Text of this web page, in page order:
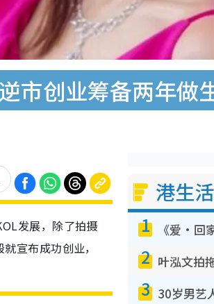
市创业筹备两年做
发展，除了拍摄
宣布成功创业，
港生
1
2
3